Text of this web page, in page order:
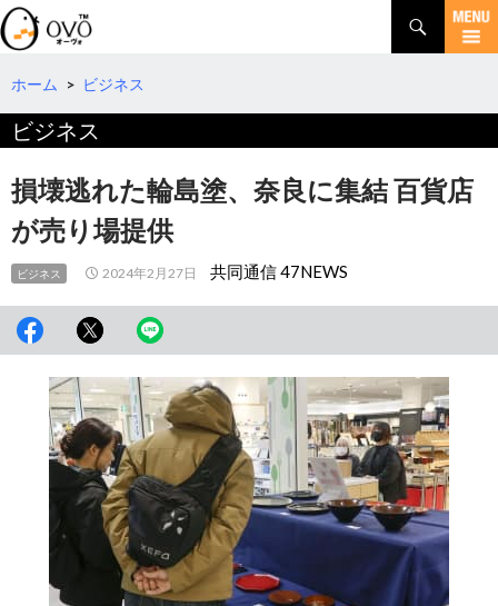
検
索
コ
テ
へ
動
ホーム > ビジネス
ビジネス
損壊逃れた輪島塗、奈良に集結 百貨店
が売り場提供
ビジネス 2024年2月27日 共同通信 47NEWS